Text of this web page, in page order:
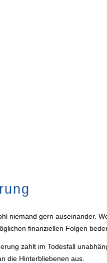
niemand gern auseinander.
finanziellen Folgen
zahlt im Todesfall
die Hinterbliebenen aus.